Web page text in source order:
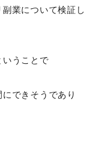
業について検証し
いうことで
できそうであり